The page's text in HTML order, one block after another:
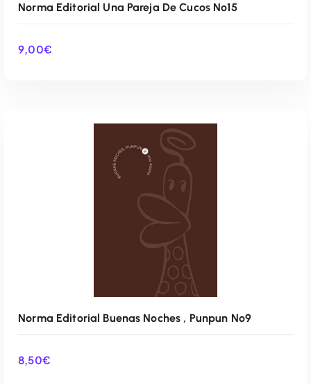
AÑADIR AL CARRITO
Norma Editorial Una Pareja De Cucos Nº15
9,00€
Norma Editorial Buenas Noches , Punpun Nº9
8,50€